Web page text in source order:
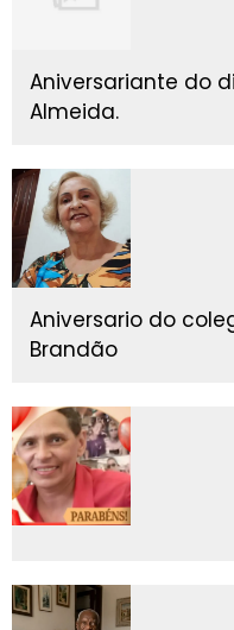
Aniversariante do
Almeida.
Aniversario do
Brandão